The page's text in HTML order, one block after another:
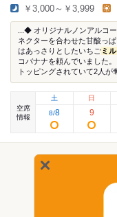
￥3,000～￥3,999
...◆ オリジナルノンアルコ
ネクターを合わせた甘酸っ
はあっさりとしたいちごミ
コバナナを頼んでいました
トッピングされていて2人が
空席
情報
土
8/8
日
9